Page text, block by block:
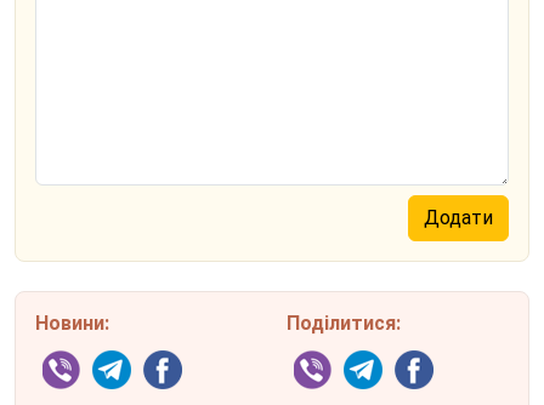
Новини: Поділитися: